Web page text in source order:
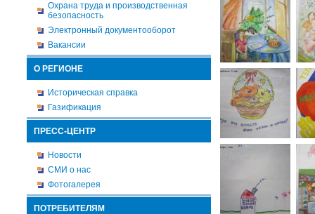
Охрана труда и производственная
безопасность
Электронный документооборот
Вакансии
О РЕГИОНЕ
Историческая справка
Газификация
ПРЕСС-ЦЕНТР
Новости
СМИ о нас
Фотогалерея
ПОТРЕБИТЕЛЯМ